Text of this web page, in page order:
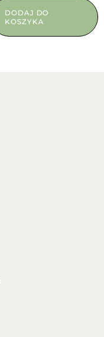
DODAJ DO
KOSZYKA